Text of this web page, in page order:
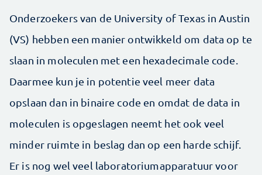
Onderzoekers van de University of Texas in Austin
(VS) hebben een manier ontwikkeld om data op te
slaan in moleculen met een hexadecimale code.
Daarmee kun je in potentie veel meer data
opslaan dan in binaire code en omdat de data in
moleculen is opgeslagen neemt het ook veel
minder ruimte in beslag dan op een harde schijf.
Er is nog wel veel laboratoriumapparatuur voor